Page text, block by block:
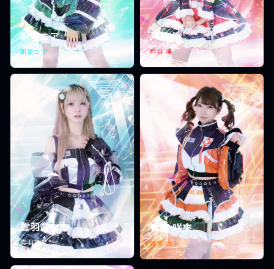
新愛ニア
新愛ニア
芦谷 凜
芦谷 凜
雲羽ひなた
雲羽ひなた
青葉 咲來
青葉 咲來